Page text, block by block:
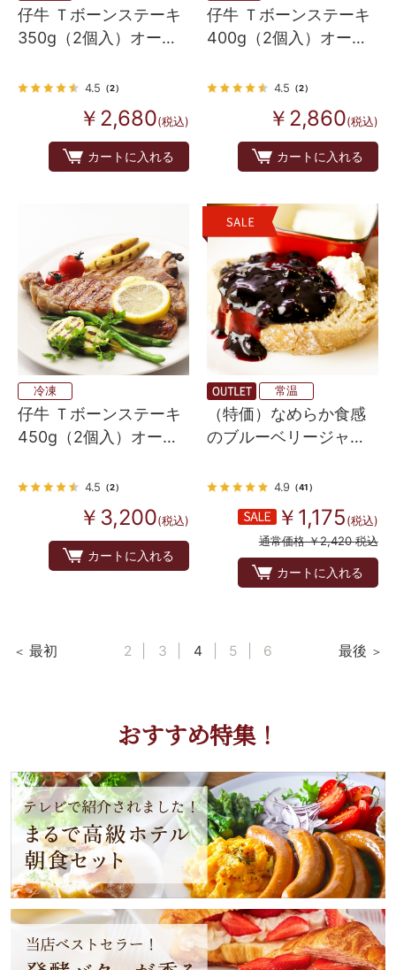
仔牛 Ｔボーンステーキ
350g（2個入）オース
4.5 （2）
￥2,680(税込)
カートに入れる
仔牛 Ｔボーンステーキ
400g（2個入）オース
4.5 （2）
￥2,860(税込)
カートに入れる
冷凍
仔牛 Ｔボーンステーキ
450g（2個入）オース
4.5 （2）
￥3,200(税込)
カートに入れる
常温
（特価）なめらか食感
のブルーベリージャム
ル）
4.9 （41）
￥1,175(税込)
通常価格 ￥2,420 税込
カートに入れる
最初 2 3 4 5 6 最後
おすすめ特集！